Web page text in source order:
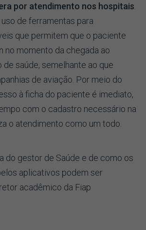
por atendimento nos hospitais
de ferramentas para
que permitem que o paciente
no momento da chegada ao
saúde, semelhante ao que
de aviação. Por meio do
à ficha do paciente é imediato,
com o cadastro necessário na
o atendimento como um todo.
do gestor de Saúde e de como os
aplicativos podem ser
acadêmico da Fiap